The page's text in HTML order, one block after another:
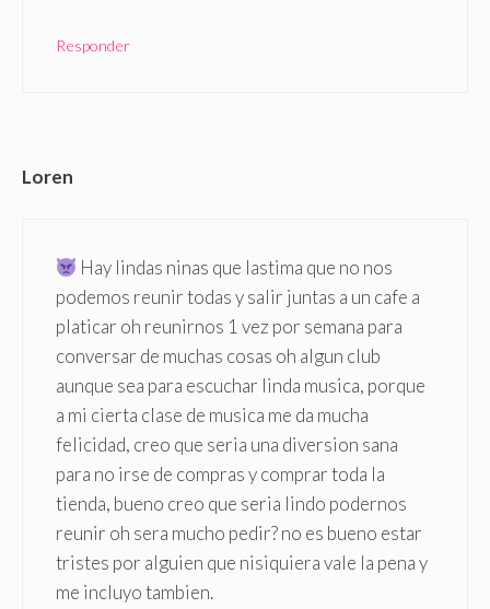
Responder
Loren
Hay lindas ninas que lastima que no nos
podemos reunir todas y salir juntas a un cafe a
platicar oh reunirnos 1 vez por semana para
conversar de muchas cosas oh algun club
aunque sea para escuchar linda musica, porque
a mi cierta clase de musica me da mucha
felicidad, creo que seria una diversion sana
para no irse de compras y comprar toda la
tienda, bueno creo que seria lindo podernos
reunir oh sera mucho pedir? no es bueno estar
tristes por alguien que nisiquiera vale la pena y
me incluyo tambien.